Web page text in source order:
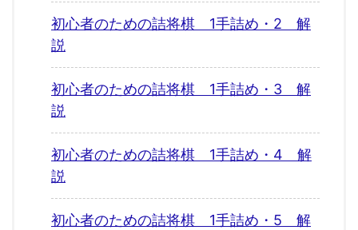
初心者のための詰将棋 1手詰め・2 解
説
初心者のための詰将棋 1手詰め・3 解
説
初心者のための詰将棋 1手詰め・4 解
説
初心者のための詰将棋 1手詰め・5 解